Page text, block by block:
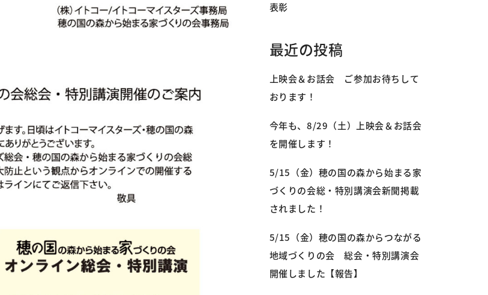
表彰
最近の投稿
上映会＆お話会 ご参加お待ちして
おります！
今年も、8/29（土）上映会＆お話会
を開催します！
5/15（金）穂の国の森から始まる家
づくりの会総・特別講演会新聞掲載
されました！
5/15（金）穂の国の森からつながる
地域づくりの会 総会・特別講演会
開催しました【報告】